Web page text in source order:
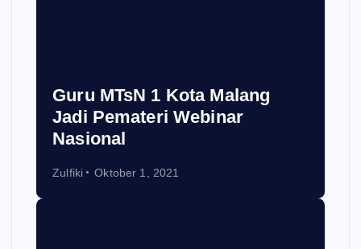
Guru MTsN 1 Kota Malang
Jadi Pemateri Webinar
Nasional
Zulfiki Oktober 1, 2021